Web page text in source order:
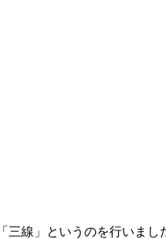
三線」というのを行いまし